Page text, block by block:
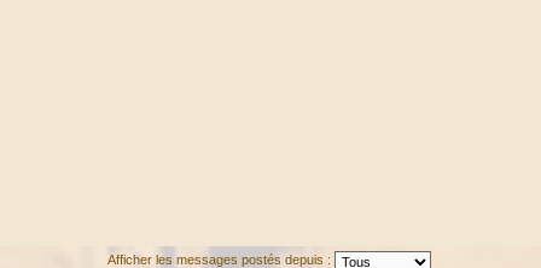
Afficher les messages postés depuis :